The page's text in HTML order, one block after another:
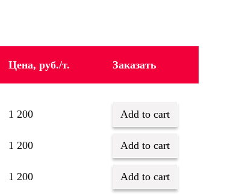
Цена, руб./т. Заказать
1 200 Add to cart
1 200 Add to cart
1 200 Add to cart